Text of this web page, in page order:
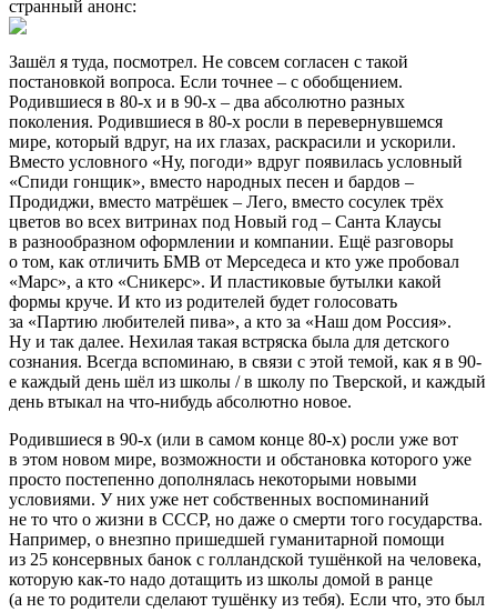
странный анонс:
Зашёл я туда, посмотрел. Не совсем согласен с такой
постановкой вопроса. Если точнее – с обобщением.
Родившиеся в 80-х и в 90-х – два абсолютно разных
поколения. Родившиеся в 80-х росли в перевернувшемся
мире, который вдруг, на их глазах, раскрасили и ускорили.
Вместо условного «Ну, погоди» вдруг появилась условный
«Спиди гонщик», вместо народных песен и бардов –
Продиджи, вместо матрёшек – Лего, вместо сосулек трёх
цветов во всех витринах под Новый год – Санта Клаусы
в разнообразном оформлении и компании. Ещё разговоры
о том, как отличить БМВ от Мерседеса и кто уже пробовал
«Марс», а кто «Сникерс». И пластиковые бутылки какой
формы круче. И кто из родителей будет голосовать
за «Партию любителей пива», а кто за «Наш дом Россия».
Ну и так далее. Нехилая такая встряска была для детского
сознания. Всегда вспоминаю, в связи с этой темой, как я в 90-
е каждый день шёл из школы / в школу по Тверской, и каждый
день втыкал на что-нибудь абсолютно новое.
Родившиеся в 90-х (или в самом конце 80-х) росли уже вот
в этом новом мире, возможности и обстановка которого уже
просто постепенно дополнялась некоторыми новыми
условиями. У них уже нет собственных воспоминаний
не то что о жизни в СССР, но даже о смерти того государства.
Например, о внезпно пришедшей гуманитарной помощи
из 25 консервных банок с голландской тушёнкой на человека,
которую как-то надо дотащить из школы домой в ранце
(а не то родители сделают тушёнку из тебя). Если что, это был